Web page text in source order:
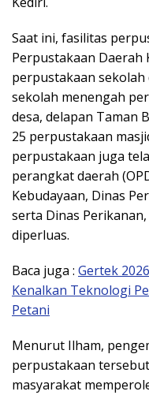
Saat ini, fasilitas
Perpustakaan Daerah
perpustakaan sekolah
sekolah menengah
desa, delapan Taman
25 perpustakaan
perpustakaan juga
perangkat daerah
Kebudayaan, Dinas
serta Dinas
diperluas.
Baca juga : Gertek
Kenalkan Teknologi
Petani
Menurut Ilham,
perpustakaan
masyarakat